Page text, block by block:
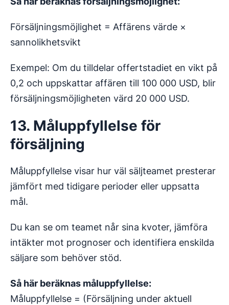
Försäljningsmöjlighet = Affärens värde ×
sannolikhetsvikt
Exempel: Om du tilldelar offertstadiet en vikt på
0,2 och uppskattar affären till 100 000 USD, blir
försäljningsmöjligheten värd 20 000 USD.
13. Måluppfyllelse för
försäljning
Måluppfyllelse visar hur väl säljteamet presterar
jämfört med tidigare perioder eller uppsatta
mål.
Du kan se om teamet når sina kvoter, jämföra
intäkter mot prognoser och identifiera enskilda
säljare som behöver stöd.
Så här beräknas måluppfyllelse:
Måluppfyllelse = (Försäljning under aktuell